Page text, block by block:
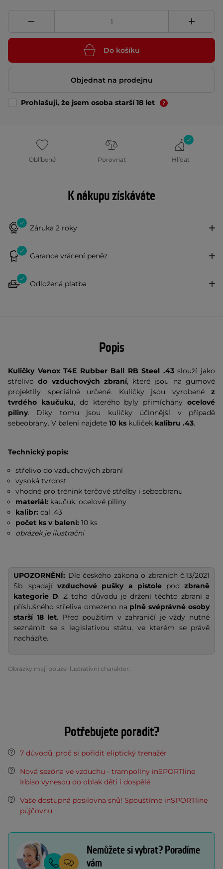
Do košíku
Objednat na prodejnu
Prohlašuji, že jsem osoba starší 18 let
Oblíbené Porovnat Hlídat
K nákupu získáváte
Záruka 2 roky
Garance vrácení peněz
Odložená platba
Popis
Kuličky Venox T4E Rubber Ball RB Steel .43slouží jako
střelivodo vzduchových zbraní, které jsou na gumové
projektily speciálně určené. Kuličky jsou vyrobené z
tvrdého kaučuku, do kterého byly přimíchányocelové
piliny. Díky tomu jsou kuličky účinnější v případě
sebeobrany. V balení najdete 10 ks kuliček kalibru .43.
Technický popis:
střelivo do vzduchových zbraní
vysoká tvrdost
vhodné pro trénink terčové střelby i sebeobranu
materiál: kaučuk, ocelové piliny
kalibr:cal .43
počet ks v balení: 10 ks
obrázek je ilustrační
UPOZORNĚNÍ: Dle českého zákona o zbraních č.13/2021
Sb. spadajívzduchové pušky a pistolepodzbraně
kategorie D. Z toho důvodu je držení těchto zbraní a
příslušného střeliva omezeno na plně svéprávné osoby
starší 18 let. Před použitím v zahraničí je vždy nutné
seznámit se s legislativou státu, ve kterém se právě
nacházíte.
Obrázky mají pouze ilustrativní charakter.
Potřebujete poradit?
7 důvodů, proč si pořídit eliptický trenažér
Nová sezóna ve vzduchu - trampolíny inSPORTline
Irbiso vynesou do oblak děti i dospělé
Vaše dostupná posilovna snů! Spouštíme inSPORTline
půjčovnu
Nemůžete si vybrat? Poradíme
vám